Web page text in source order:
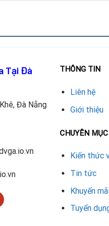
cần được thực hiện bởi kỹ
lỗi IC điều khiển.
thực tế để đảm bảo hoạt
khiển và sửa
Tại Đà
Đà Nẵng
THÔNG TIN
Liên hệ
Giới thiệu
CHUYÊN MỤC
Kiến thức
Tin tức
Khuyến
Tuyển